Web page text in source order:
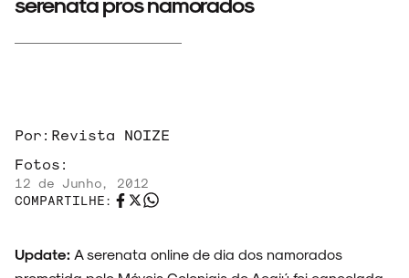
ENTREVISTAS
Por: Revista NOIZE
Fotos:
12 de Junho, 2012
COMPARTILHE:
Update: A serenata online de dia dos namorados